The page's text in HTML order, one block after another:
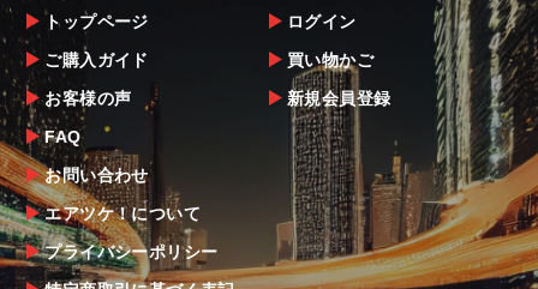
トップページ
ご購入ガイド
お客様の声
FAQ
お問い合わせ
エアツケ！について
プライバシーポリシー
ログイン
買い物かご
新規会員登録